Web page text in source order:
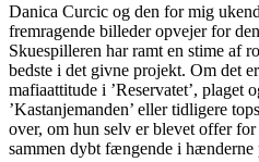
Danica Curcic og den for mig
fremragende billeder opvejer for
Skuespilleren har ramt en stime af
bedste i det givne projekt. Om det
mafiaattitude i ’Reservatet’, plaget
’Kastanjemanden’ eller tidligere
over, om hun selv er blevet offer
sammen dybt fængende i hænderne